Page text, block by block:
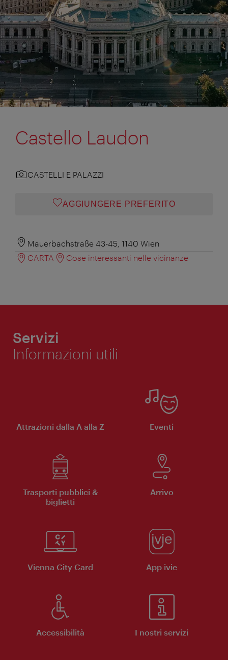
Castello Laudon
CASTELLI E PALAZZI
AGGIUNGERE PREFERITO
Mauerbachstraße 43-45, 1140 Wien
CARTA
Cose interessanti nelle vicinanze
Servizi
Informazioni utili
Attrazioni dalla A alla Z Eventi
Trasporti pubblici &
biglietti
Arrivo
Vienna City Card App ivie
Accessibilità I nostri servizi